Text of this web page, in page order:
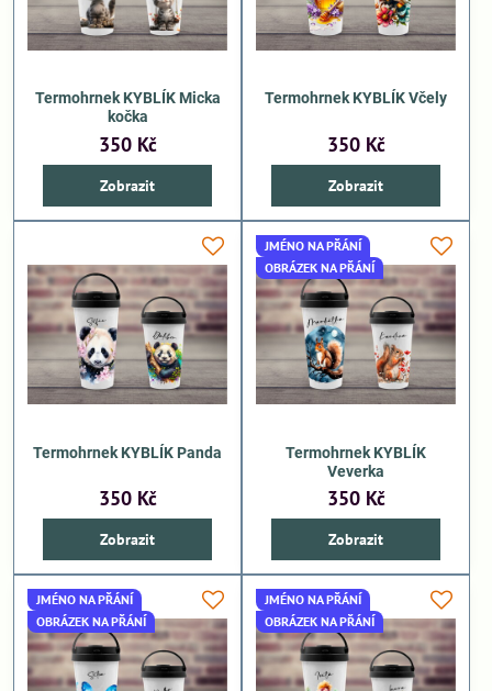
Termohrnek KYBLÍK Micka
kočka
350 Kč
Zobrazit
Termohrnek KYBLÍK Včely
350 Kč
Zobrazit
Termohrnek KYBLÍK Panda
350 Kč
Zobrazit
JMÉNO NA PŘÁNÍ
OBRÁZEK NA PŘÁNÍ
Termohrnek KYBLÍK
Veverka
350 Kč
Zobrazit
JMÉNO NA PŘÁNÍ
OBRÁZEK NA PŘÁNÍ
JMÉNO NA PŘÁNÍ
OBRÁZEK NA PŘÁNÍ